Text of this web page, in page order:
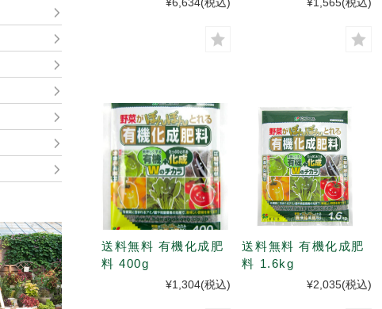
送料無料 有機化成肥
料 400g
¥1,304(税込)
送料無料 有機化成肥
料 1.6kg
¥2,035(税込)